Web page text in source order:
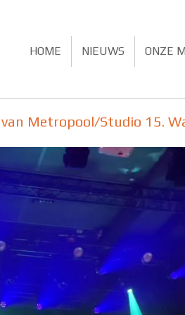
HOME NIEUWS ONZE
Metropool/Studio 15.